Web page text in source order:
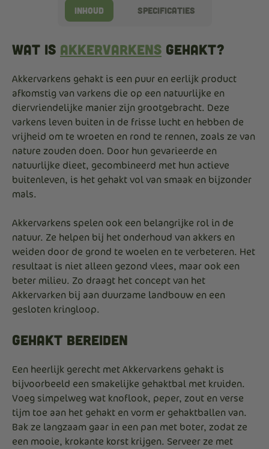
Inhoud Specificaties
Wat is Akkervarkens Gehakt?
Akkervarkens gehakt is een puur en eerlijk product
afkomstig van varkens die op een natuurlijke en
diervriendelijke manier zijn grootgebracht. Deze
varkens leven buiten in de frisse lucht en hebben de
vrijheid om te wroeten en rond te rennen, zoals ze van
nature zouden doen. Door hun gevarieerde en
natuurlijke dieet, gecombineerd met hun actieve
buitenleven, is het gehakt vol van smaak en bijzonder
mals.
Akkervarkens spelen ook een belangrijke rol in de
natuur. Ze helpen bij het onderhoud van akkers en
weiden door de grond te woelen en te verbeteren. Het
resultaat is niet alleen gezond vlees, maar ook een
beter milieu. Zo draagt het concept van het
Akkervarken bij aan duurzame landbouw en een
gesloten kringloop.
Gehakt Bereiden
Een heerlijk gerecht met Akkervarkens gehakt is
bijvoorbeeld een smakelijke gehaktbal met kruiden.
Voeg simpelweg wat knoflook, peper, zout en verse
tijm toe aan het gehakt en vorm er gehaktballen van.
Bak ze langzaam gaar in een pan met boter, zodat ze
een mooie, krokante korst krijgen. Serveer ze met